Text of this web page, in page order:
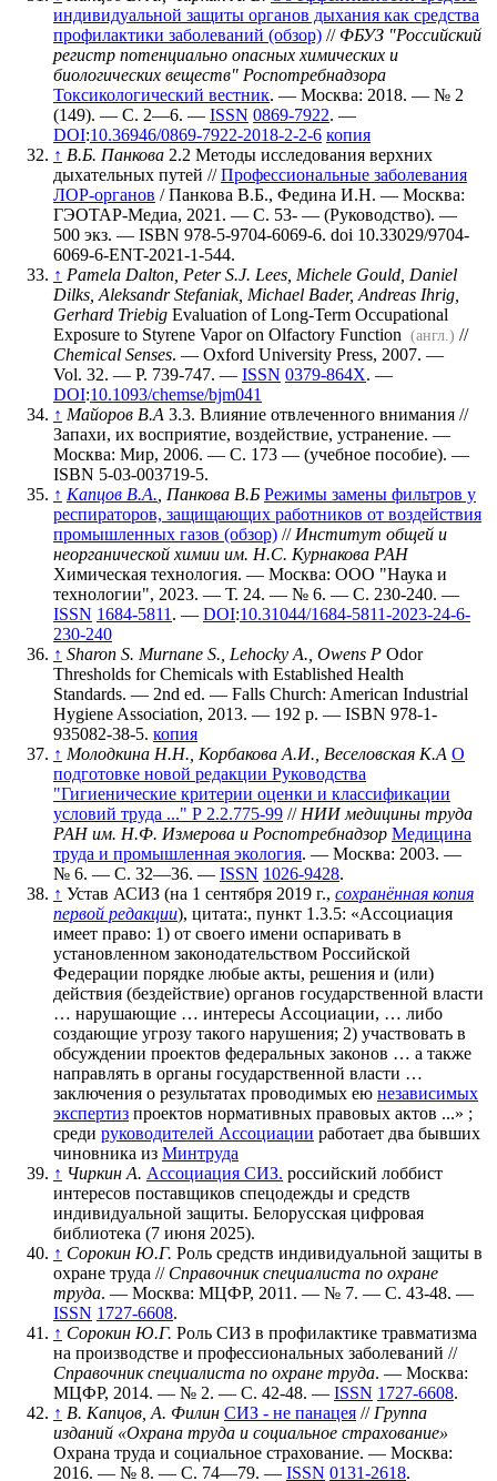
индивидуальной защиты органов дыхания как средства
профилактики заболеваний (обзор) // ФБУЗ "Российский
регистр потенциально опасных химических и
биологических веществ" Роспотребнадзора
Токсикологический вестник. — Москва: 2018. — № 2
(149). — С. 2—6. — ISSN 0869-7922. —
DOI:10.36946/0869-7922-2018-2-2-6 копия
↑ В.Б. Панкова 2.2 Методы исследования верхних
дыхательных путей //Профессиональные заболевания
ЛОР-органов / Панкова В.Б., Федина И.Н. — Москва:
ГЭОТАР-Медиа, 2021. — С. 53- — (Руководство). —
500 экз. — ISBN 978-5-9704-6069-6. doi 10.33029/9704-
6069-6-ENT-2021-1-544.
↑ Pamela Dalton, Peter S.J. Lees, Michele Gould, Daniel
Dilks, Aleksandr Stefaniak, Michael Bader, Andreas Ihrig,
Gerhard Triebig Evaluation of Long-Term Occupational
Exposure to Styrene Vapor on Olfactory Function (англ.) //
Chemical Senses. — Oxford University Press, 2007. —
Vol. 32. — P. 739-747. — ISSN 0379-864X. —
DOI:10.1093/chemse/bjm041
↑ Майоров В.А 3.3. Влияние отвлеченного внимания //
Запахи, их восприятие, воздействие, устранение. —
Москва: Мир, 2006. — С. 173 — (учебное пособие). —
ISBN 5-03-003719-5.
↑ Капцов В.А. , Панкова В.Б Режимы замены фильтров у
респираторов, защищающих работников от воздействия
промышленных газов (обзор) // Институт общей и
неорганической химии им. Н.С. Курнакова РАН
Химическая технология. — Москва: ООО "Наука и
технологии", 2023. — Т. 24. — № 6. — С. 230-240. —
ISSN 1684-5811 . — DOI:10.31044/1684-5811-2023-24-6-
230-240
↑ Sharon S. Murnane S., Lehocky A., Owens P Odor
Thresholds for Chemicals with Established Health
Standards. — 2nd ed. — Falls Church: American Industrial
Hygiene Association, 2013. — 192 p. — ISBN 978-1-
935082-38-5. копия
↑ Молодкина Н.Н., Корбакова А.И., Веселовская К.А О
подготовке новой редакции Руководства
"Гигиенические критерии оценки и классификации
условий труда ..." Р 2.2.775-99 // НИИ медицины труда
РАН им. Н.Ф. Измерова и Роспотребнадзор Медицина
труда и промышленная экология. — Москва: 2003. —
№ 6. — С. 32—36. — ISSN 1026-9428.
↑ Устав АСИЗ (на 1 сентября 2019 г., сохранённая копия
первой редакции), цитата:, пункт 1.3.5: «Ассоциация
имеет право: 1) от своего имени оспаривать в
установленном законодательством Российской
Федерации порядке любые акты, решения и (или)
действия (бездействие) органов государственной власти
… нарушающие … интересы Ассоциации, … либо
создающие угрозу такого нарушения; 2) участвовать в
обсуждении проектов федеральных законов … а также
направлять в органы государственной власти …
заключения о результатах проводимых ею независимых
экспертиз проектов нормативных правовых актов ...» ;
среди руководителей Ассоциации работает два бывших
чиновника из Минтруда
↑ Чиркин А. Ассоциация СИЗ. российский лоббист
интересов поставщиков спецодежды и средств
индивидуальной защиты. Белорусская цифровая
библиотека (7 июня 2025).
↑ Сорокин Ю.Г. Роль средств индивидуальной защиты в
охране труда // Справочник специалиста по охране
труда. — Москва: МЦФР, 2011. — № 7. — С. 43-48. —
ISSN 1727-6608.
↑ Сорокин Ю.Г. Роль СИЗ в профилактике травматизма
на производстве и профессиональных заболеваний //
Справочник специалиста по охране труда. — Москва:
МЦФР, 2014. — № 2. — С. 42-48. — ISSN 1727-6608.
↑ В. Капцов, А. Филин СИЗ - не панацея // Группа
изданий «Охрана труда и социальное страхование»
Охрана труда и социальное страхование. — Москва:
2016. — № 8. — С. 74—79. — ISSN 0131-2618.